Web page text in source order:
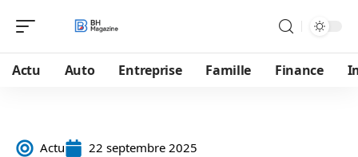
Actu Auto Entreprise Famille Finance
Actu 22 septembre 2025